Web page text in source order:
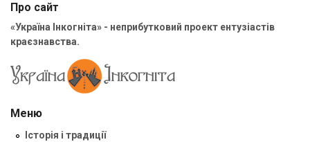
Про сайт
«Україна Інкогніта» - неприбутковий проект ентузіастів
краєзнавства.
Меню
Історія і традиції